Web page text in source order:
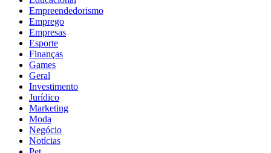
Empreendedorismo
Emprego
Empresas
Esporte
Finanças
Games
Geral
Investimento
Jurídico
Marketing
Moda
Negócio
Notícias